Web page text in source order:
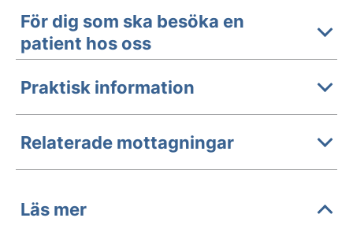
För dig som ska besöka en
patient hos oss
Praktisk information
Relaterade mottagningar
Läs mer